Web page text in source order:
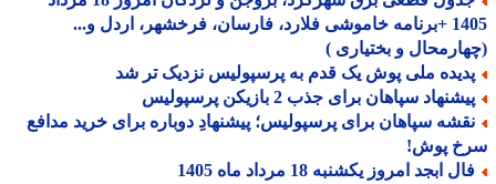
1405 +برنامه خاموشی فلارد، فارسان، فرخشهر، اردل و...
و بختیاری )
ملی پوش یک قدم به پرسپولیس نزدیک تر شد
سپاهان برای جذب 2 بازیکن پرسپولیس
سپاهان برای پرسپولیس؛ پیشنهادِ دوباره برای خرید مدافع
پوش!
ابجد امروز یکشنبه 18 مرداد ماه 1405